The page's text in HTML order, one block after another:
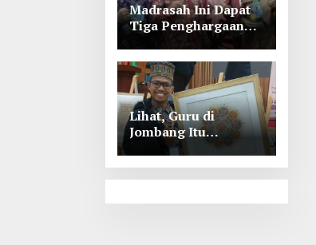
Madrasah Ini Dapat
Tiga Penghargaan
Jombang
Lihat, Guru di
Jombang Itu
Menunjukkan Hasil
Prestasinya di
Kancah